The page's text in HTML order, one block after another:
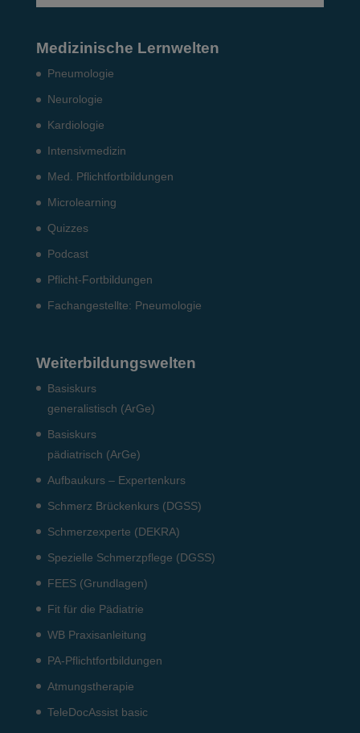
Medizinische Lernwelten
Pneumo­logie
Neurologie
Kardiologie
Intensiv­medizin
Med. Pflichtfort­bildun­gen
Microlearning
Quizzes
Podcast
Pflicht-Fort­bildun­gen
Fach­angestellte: Pneumo­logie
Weiterbildungswelten
Basiskurs
generalistisch (ArGe)
Basiskurs
pädiatrisch (ArGe)
Aufbaukurs – Expertenkurs
Schmerz Brückenkurs (DGSS)
Schmerzexperte (DEKRA)
Spezielle Schmerzpflege (DGSS)
FEES (Grundlagen)
Fit für die Pädiatrie
WB Praxisanleitung
PA-Pflichtfortbildungen
Atmungstherapie
TeleDocAssist basic